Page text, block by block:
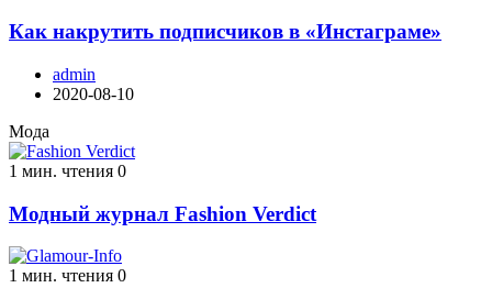
Как накрутить подписчиков в «Инстаграме»
admin
2020-08-10
Мода
1 мин. чтения 0
Модный журнал Fashion Verdict
1 мин. чтения 0